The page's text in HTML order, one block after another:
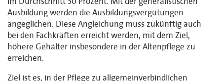
Ausbildung werden die Ausbildungsvergütungen
angeglichen. Diese Angleichung muss zukünftig auch
bei den Fachkräften erreicht werden, mit dem Ziel,
höhere Gehälter insbesondere in der Altenpflege zu
erreichen.
Ziel ist es, in der Pflege zu allgemeinverbindlichen